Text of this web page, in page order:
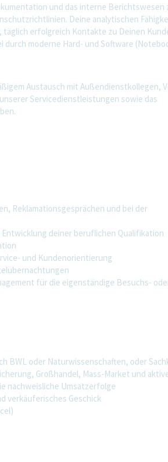
und das interne Berichtswesen
Deine analytischen
erfolgreich Kontakte zu Deinen
moderne Hard- und Software
Austausch mit Außendienstkollegen,
Servicedienstleistungen sowie das
Reklamationsgesprächen und bei der
deiner beruflichen Qualifikation
und Kundenorientierung
für die eigenständige Besuchs-
BWL oder Naturwissenschaften, oder
Großhandel, Mass-Market und
nachweisliche Umsatzerfolge
verkäuferisches Geschick